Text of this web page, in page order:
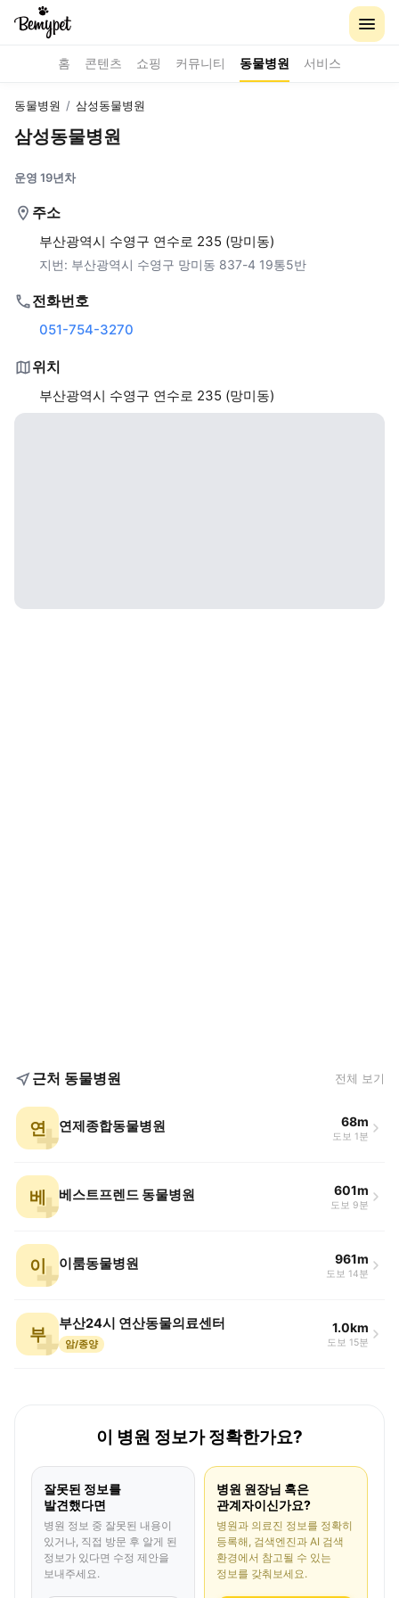
홈 콘텐츠 쇼핑 커뮤니티 동물병원 서비스
동물병원 / 삼성동물병원
삼성동물병원
운영 19년차
주소
부산광역시 수영구 연수로 235 (망미동)
지번: 부산광역시 수영구 망미동 837-4 19통5반
전화번호
051-754-3270
위치
부산광역시 수영구 연수로 235 (망미동)
근처 동물병원 전체 보기
연 연제종합동물병원 68m
도보 1분
베 베스트프렌드 동물병원 601m
도보 9분
이 이룸동물병원 961m
도보 14분
부
부산24시 연산동물의료센터
암/종양
1.0km
도보 15분
이 병원 정보가 정확한가요?
잘못된 정보를
발견했다면
병원 정보 중 잘못된 내용이
있거나, 직접 방문 후 알게 된
정보가 있다면 수정 제안을
보내주세요.
병원 원장님 혹은
관계자이신가요?
병원과 의료진 정보를 정확히
등록해, 검색엔진과 AI 검색
환경에서 참고될 수 있는
정보를 갖춰보세요.